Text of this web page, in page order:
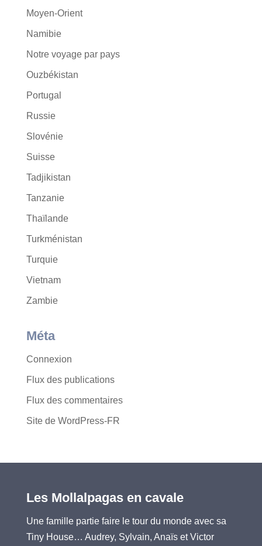
Moyen-Orient
Namibie
Notre voyage par pays
Ouzbékistan
Portugal
Russie
Slovénie
Suisse
Tadjikistan
Tanzanie
Thaïlande
Turkménistan
Turquie
Vietnam
Zambie
Méta
Connexion
Flux des publications
Flux des commentaires
Site de WordPress-FR
Les Mollalpagas en cavale
Une famille partie faire le tour du monde avec sa
Tiny House… Audrey, Sylvain, Anaïs et Victor